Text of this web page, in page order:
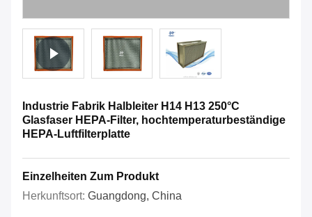
Industrie Fabrik Halbleiter H14 H13 250°C
Glasfaser HEPA-Filter, hochtemperaturbeständige
HEPA-Luftfilterplatte
Einzelheiten Zum Produkt
Herkunftsort: Guangdong, China